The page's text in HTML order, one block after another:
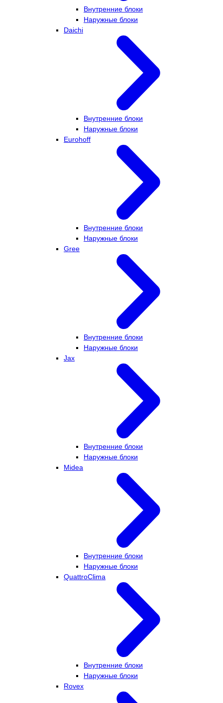
Внутренние блоки
Наружные блоки
Daichi
Внутренние блоки
Наружные блоки
Eurohoff
Внутренние блоки
Наружные блоки
Gree
Внутренние блоки
Наружные блоки
Jax
Внутренние блоки
Наружные блоки
Midea
Внутренние блоки
Наружные блоки
QuattroClima
Внутренние блоки
Наружные блоки
Rovex